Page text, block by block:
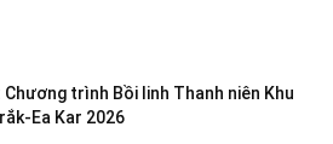
Chương trình Bồi linh Thanh niên Khu
Ea Kar 2026